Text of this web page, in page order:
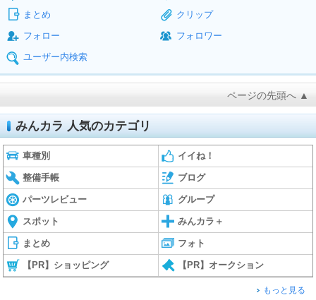
まとめ
クリップ
フォロー
フォロワー
ユーザー内検索
ページの先頭へ ▲
みんカラ 人気のカテゴリ
車種別 イイね！
整備手帳 ブログ
パーツレビュー グループ
スポット みんカラ＋
まとめ フォト
【PR】ショッピング 【PR】オークション
もっと見る